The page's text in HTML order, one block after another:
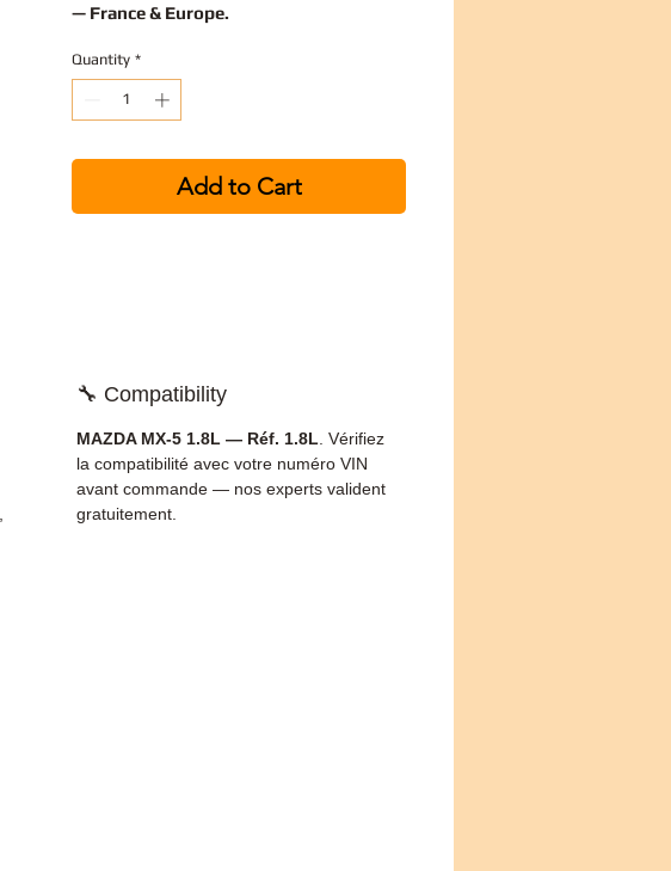
— France & Europe.
Quantity *
Add to Cart
🔧 Compatibility
MAZDA MX-5 1.8L — Réf. 1.8L . Vérifiez
la compatibilité avec votre numéro VIN
avant commande — nos experts valident
gratuitement.